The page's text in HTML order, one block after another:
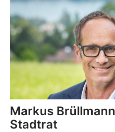
Markus
Stadtrat